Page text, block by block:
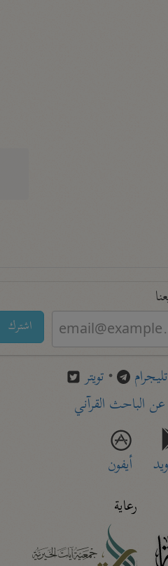
اشترك
تليجرام • تويتر
عن الباحث القرآني
أيفون
رعاية